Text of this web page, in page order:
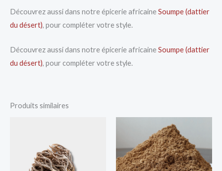
Découvrez aussi dans notre épicerie africaineSoumpe (dattier
du désert), pour compléter votre style.
Découvrez aussi dans notre épicerie africaineSoumpe (dattier
du désert), pour compléter votre style.
Produits similaires